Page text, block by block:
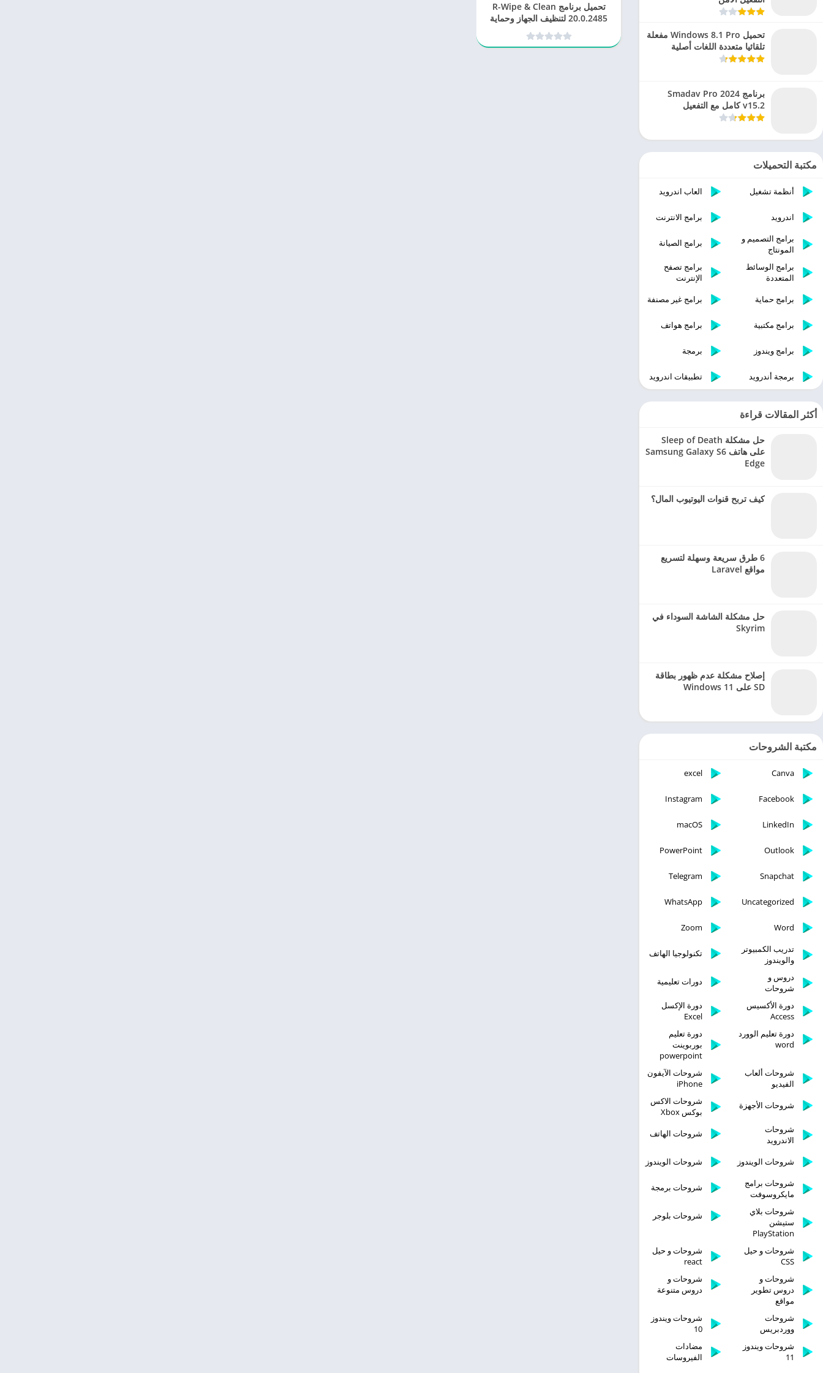
تحميل برنامج R-Wipe & Clean
20.0.2485 لتنظيف الجهاز وحماية
الخصوصية
تحميل Windows 8.1 Pro مفعلة
تلقائيا متعددة اللغات أصلية
برنامج Smadav Pro 2024
v15.2 كامل مع التفعيل
مكتبة التحميلات
أنظمة تشغيل العاب اندرويد
اندرويد
برامج الانترنت
برامج التصميم و
المونتاج
برامج الصيانة
برامج الوسائط
المتعددة
برامج تصفح
الإنترنت
برامج حماية
برامج غير مصنفة
برامج مكتبية برامج هواتف
برامج ويندوز برمجة
برمجة أندرويد تطبيقات اندرويد
أكثر المقالات قراءة
حل مشكلة Sleep of Death
على هاتف Samsung Galaxy S6
Edge
كيف تربح قنوات اليوتيوب المال؟
6 طرق سريعة وسهلة لتسريع
مواقع Laravel
حل مشكلة الشاشة السوداء في
Skyrim
إصلاح مشكلة عدم ظهور بطاقة
SD على Windows 11
مكتبة الشروحات
Canva
excel
Facebook
Instagram
LinkedIn
macOS
Outlook
PowerPoint
Snapchat
Telegram
Uncategorized
WhatsApp
Word
Zoom
تدريب الكمبيوتر
والويندوز
تكنولوجيا الهاتف
دروس و
شروحات
دورات تعليمية
دورة الأكسيس
Access
دورة الإكسل
Excel
دورة تعليم الوورد
word
دورة تعليم
بوربوينت
powerpoint
شروحات ألعاب
الفيديو
شروحات الآيفون
iPhone
شروحات الأجهزة
شروحات الاكس
بوكس Xbox
شروحات
الاندرويد
شروحات الهاتف
شروحات الويندوز
شروحات الويندوز
شروحات برامج
مايكروسوفت
شروحات برمجة
شروحات بلاي
ستيشن
PlayStation
شروحات بلوجر
شروحات و حيل
CSS
شروحات و حيل
react
شروحات و
دروس تطوير
مواقع
شروحات و
دروس متنوعة
شروحات
ووردبريس
شروحات ويندوز
10
شروحات ويندوز
11
مضادات
الفيروسات